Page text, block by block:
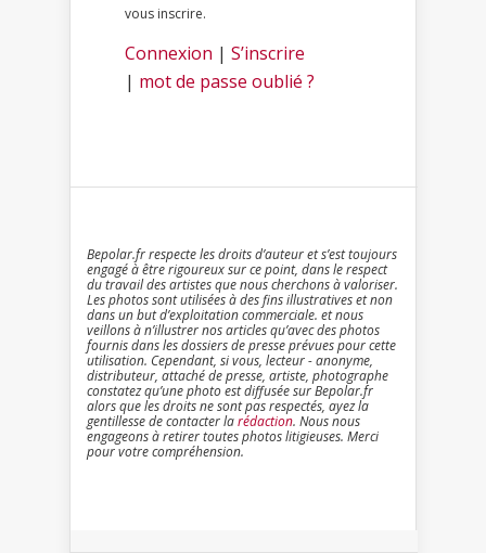
vous inscrire.
Connexion | S’inscrire
| mot de passe oublié ?
Bepolar.fr respecte les droits d’auteur et s’est toujours
engagé à être rigoureux sur ce point, dans le respect
du travail des artistes que nous cherchons à valoriser.
Les photos sont utilisées à des fins illustratives et non
dans un but d’exploitation commerciale. et nous
veillons à n’illustrer nos articles qu’avec des photos
fournis dans les dossiers de presse prévues pour cette
utilisation. Cependant, si vous, lecteur - anonyme,
distributeur, attaché de presse, artiste, photographe
constatez qu’une photo est diffusée sur Bepolar.fr
alors que les droits ne sont pas respectés, ayez la
gentillesse de contacter larédaction. Nous nous
engageons à retirer toutes photos litigieuses. Merci
pour votre compréhension.